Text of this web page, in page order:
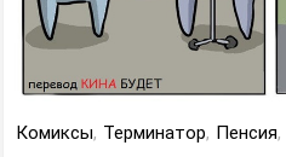
Комиксы, Терминатор, Пенсия,